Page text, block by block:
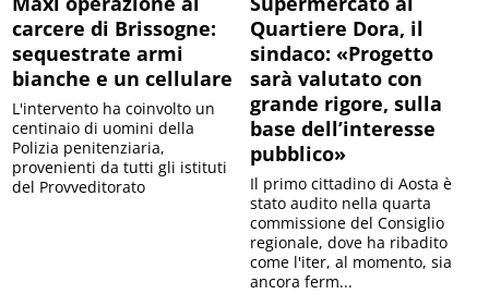
carcere di Brissogne:
sequestrate armi
bianche e un cellulare
L'intervento ha coinvolto un
centinaio di uomini della
Polizia penitenziaria,
provenienti da tutti gli istituti
del Provveditorato
Quartiere Dora, il
sindaco: «Progetto
sarà valutato con
grande rigore, sulla
base dell’interesse
pubblico»
Il primo cittadino di Aosta è
stato audito nella quarta
commissione del Consiglio
regionale, dove ha ribadito
come l'iter, al momento, sia
ancora ferm...